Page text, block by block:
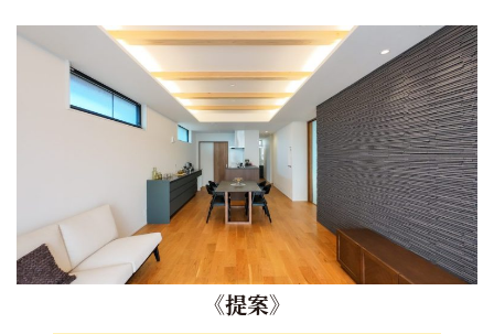
《提案》